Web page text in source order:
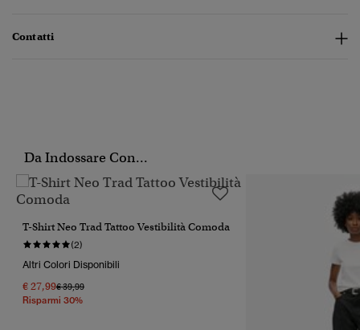
Contatti
Da Indossare Con...
T-Shirt Neo Trad Tattoo Vestibilità Comoda
(2)
Altri Colori Disponibili
€ 27,99Prezzo Ridotto Da
€ 39,99A
Risparmi 30%